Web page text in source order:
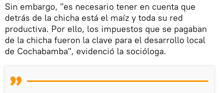
Sin embargo, "es necesario tener en cuenta que
detrás de la chicha está el maíz y toda su red
productiva. Por ello, los impuestos que se pagaban
de la chicha fueron la clave para el desarrollo local
de Cochabamba", evidenció la socióloga.